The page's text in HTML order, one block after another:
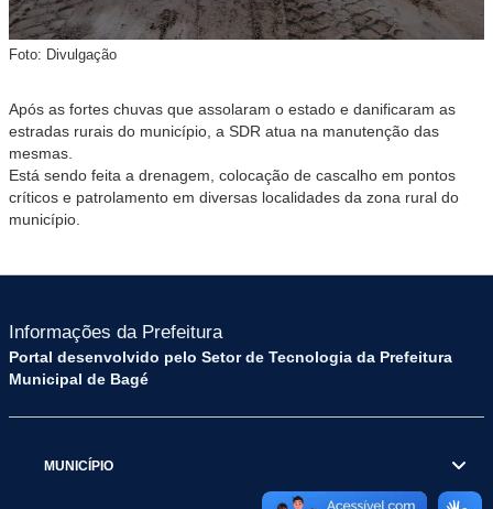
Foto: Divulgação
Após as fortes chuvas que assolaram o estado e danificaram as
estradas rurais do município, a SDR atua na manutenção das
mesmas.
Está sendo feita a drenagem, colocação de cascalho em pontos
críticos e patrolamento em diversas localidades da zona rural do
município.
Informações da Prefeitura
Portal desenvolvido pelo Setor de Tecnologia da Prefeitura
Municipal de Bagé
MUNICÍPIO